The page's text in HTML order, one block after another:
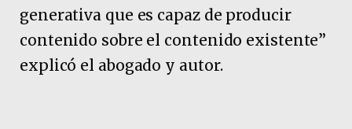
generativa que es capaz de producir
contenido sobre el contenido existente”
explicó el abogado y autor.